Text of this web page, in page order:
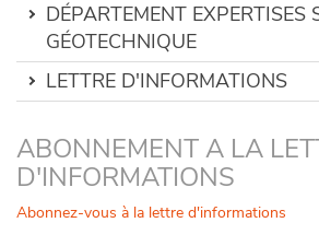
DÉPARTEMENT EXPERTISES
GÉOTECHNIQUE
LETTRE D'INFORMATIONS
ABONNEMENT A LA
D'INFORMATIONS
Abonnez-vous à la lettre d'informations